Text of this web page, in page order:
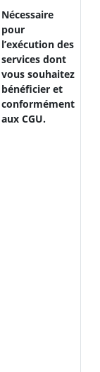
Nécessaire
pour
l’exécution des
services dont
vous souhaitez
bénéficier et
conformément
aux CGU.